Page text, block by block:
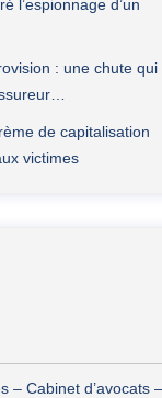
l’espionnage d’un
: une chute qui
de capitalisation
victimes
– Cabinet d’avocats